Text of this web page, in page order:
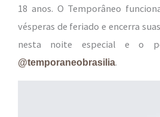
18 anos. O Temporâneo
vésperas de feriado e encerra
nesta noite especial e o
@temporaneobrasilia.